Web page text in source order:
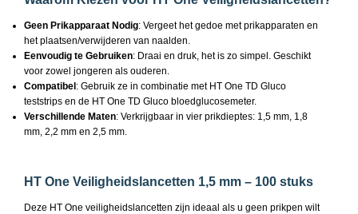
Geen Prikapparaat Nodig: Vergeet het gedoe met prikapparaten en
het plaatsen/verwijderen van naalden.
Eenvoudig te Gebruiken: Draai en druk, het is zo simpel. Geschikt
voor zowel jongeren als ouderen.
Compatibel: Gebruik ze in combinatie met HT One TD Gluco
teststrips en de HT One TD Gluco bloedglucosemeter.
Verschillende Maten: Verkrijgbaar in vier prikdieptes: 1,5 mm, 1,8
mm, 2,2 mm en 2,5 mm.
HT One Veiligheidslancetten 1,5 mm – 100 stuks
Deze HT One veiligheidslancetten zijn ideaal als u geen prikpen wilt